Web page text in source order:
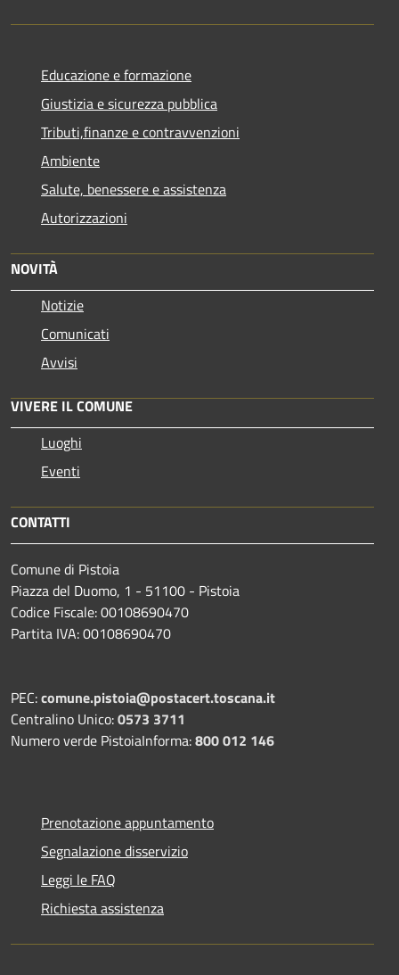
Educazione e formazione
Giustizia e sicurezza pubblica
Tributi,finanze e contravvenzioni
Ambiente
Salute, benessere e assistenza
Autorizzazioni
NOVITÀ
Notizie
Comunicati
Avvisi
VIVERE IL COMUNE
Luoghi
Eventi
CONTATTI
Comune di Pistoia
Piazza del Duomo, 1 - 51100 - Pistoia
Codice Fiscale: 00108690470
Partita IVA: 00108690470
PEC:comune.pistoia@postacert.toscana.it
Centralino Unico:0573 3711
Numero verde PistoiaInforma:800 012 146
Prenotazione appuntamento
Segnalazione disservizio
Leggi le FAQ
Richiesta assistenza